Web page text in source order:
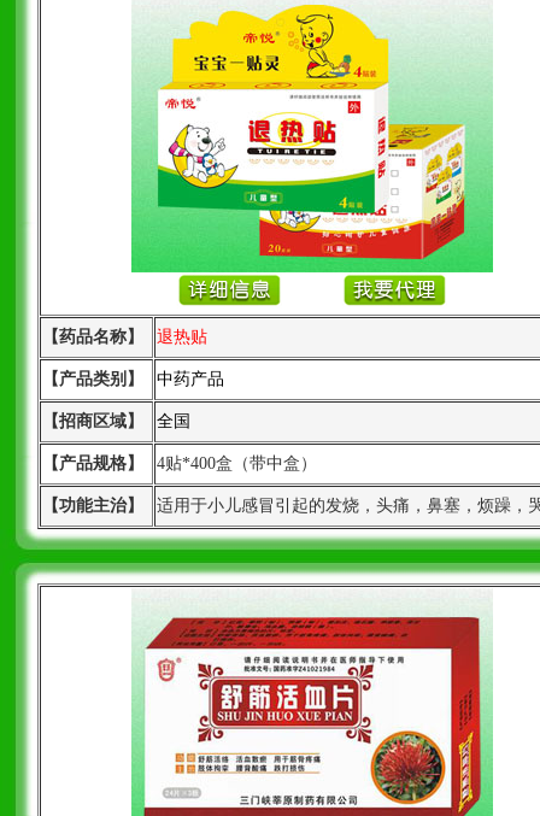
【药品名称】 退热贴
【产品类别】 中药产品
【招商区域】 全国
【产品规格】 4贴*400盒（带中盒）
【功能主治】 适用于小儿感冒引起的发烧，头痛，鼻塞，烦躁，